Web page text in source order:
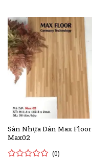
đánh
giá
Sàn Nhựa Dán Max Floor
Max02
(0)